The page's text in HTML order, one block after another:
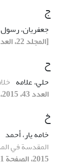
ج
جعفريان، رسول
[المجلد 22، العدد 43، 2015، الصفحة 221-282]
ح
حلي، علامه
العدد 43، 2015، الصفحة 7-40]
خ
خامه يار، أحمد
المقدسة في
2015، الصفحة 191-236]